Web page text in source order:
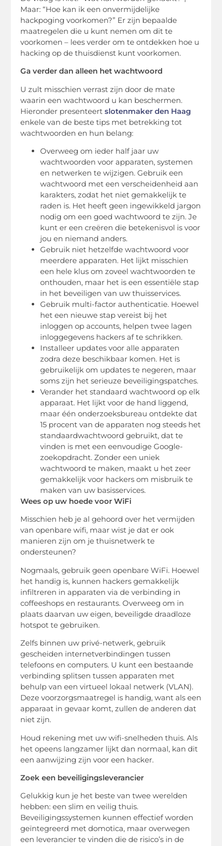
Maar: “Hoe kan ik een onvermijdelijke
hackpoging voorkomen?” Er zijn bepaalde
maatregelen die u kunt nemen om dit te
voorkomen – lees verder om te ontdekken hoe u
hacking op de thuisdienst kunt voorkomen.
Ga verder dan alleen het wachtwoord
U zult misschien verrast zijn door de mate
waarin een wachtwoord u kan beschermen.
Hieronder presenteertslotenmaker den Haag
enkele van de beste tips met betrekking tot
wachtwoorden en hun belang:
Overweeg om ieder half jaar uw
wachtwoorden voor apparaten, systemen
en netwerken te wijzigen. Gebruik een
wachtwoord met een verscheidenheid aan
karakters, zodat het niet gemakkelijk te
raden is. Het heeft geen ingewikkeld jargon
nodig om een ​​goed wachtwoord te zijn. Je
kunt er een creëren die betekenisvol is voor
jou en niemand anders.
Gebruik niet hetzelfde wachtwoord voor
meerdere apparaten. Het lijkt misschien
een hele klus om zoveel wachtwoorden te
onthouden, maar het is een essentiële stap
in het beveiligen van uw thuisservices.
Gebruik multi-factor authenticatie. Hoewel
het een nieuwe stap vereist bij het
inloggen op accounts, helpen twee lagen
inloggegevens hackers af te schrikken.
Installeer updates voor alle apparaten
zodra deze beschikbaar komen. Het is
gebruikelijk om updates te negeren, maar
soms zijn het serieuze beveiligingspatches.
Verander het standaard wachtwoord op elk
apparaat. Het lijkt voor de hand liggend,
maar één onderzoeksbureau ontdekte dat
15 procent van de apparaten nog steeds het
standaardwachtwoord gebruikt, dat te
vinden is met een eenvoudige Google-
zoekopdracht. Zonder een uniek
wachtwoord te maken, maakt u het zeer
gemakkelijk voor hackers om misbruik te
maken van uw basisservices.
Wees op uw hoede voor WiFi
Misschien heb je al gehoord over het vermijden
van openbare wifi, maar wist je dat er ook
manieren zijn om je thuisnetwerk te
ondersteunen?
Nogmaals, gebruik geen openbare WiFi. Hoewel
het handig is, kunnen hackers gemakkelijk
infiltreren in apparaten via de verbinding in
coffeeshops en restaurants. Overweeg om in
plaats daarvan uw eigen, beveiligde draadloze
hotspot te gebruiken.
Zelfs binnen uw privé-netwerk, gebruik
gescheiden internetverbindingen tussen
telefoons en computers. U kunt een bestaande
verbinding splitsen tussen apparaten met
behulp van een virtueel lokaal netwerk (VLAN).
Deze voorzorgsmaatregel is handig, want als een
apparaat in gevaar komt, zullen de anderen dat
niet zijn.
Houd rekening met uw wifi-snelheden thuis. Als
het opeens langzamer lijkt dan normaal, kan dit
een aanwijzing zijn voor een hacker.
Zoek een beveiligingsleverancier
Gelukkig kun je het beste van twee werelden
hebben: een slim en veilig thuis.
Beveiligingssystemen kunnen effectief worden
geïntegreerd met domotica, maar overwegen
een leverancier te vinden die de risico’s in de